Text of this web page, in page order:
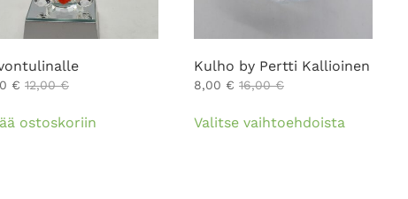
€ 12,00€
ostoskoriin
Kulho by Pertti Kallioinen
8,00 € 16,00€
Valitse vaihtoehdoista